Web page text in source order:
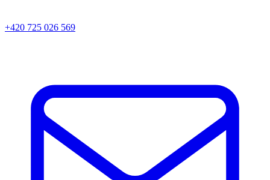
+420 725 026 569